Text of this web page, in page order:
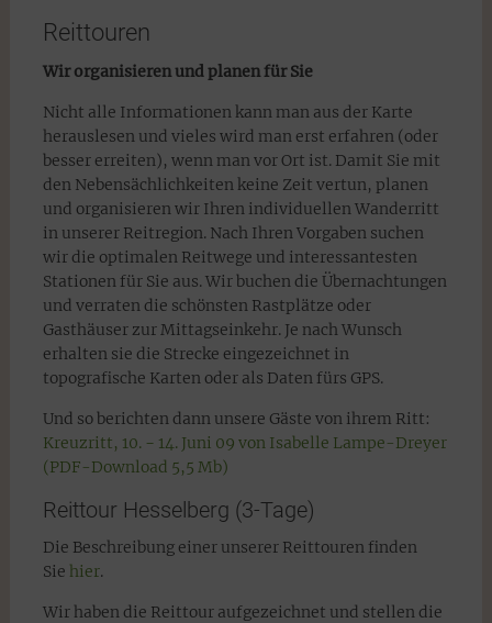
Reittouren
Wir organisieren und planen für Sie
Nicht alle Informationen kann man aus der Karte
herauslesen und vieles wird man erst erfahren (oder
besser erreiten), wenn man vor Ort ist. Damit Sie mit
den Nebensächlichkeiten keine Zeit vertun, planen
und organisieren wir Ihren individuellen Wanderritt
in unserer Reitregion. Nach Ihren Vorgaben suchen
wir die optimalen Reitwege und interessantesten
Stationen für Sie aus. Wir buchen die Übernachtungen
und verraten die schönsten Rastplätze oder
Gasthäuser zur Mittagseinkehr. Je nach Wunsch
erhalten sie die Strecke eingezeichnet in
topografische Karten oder als Daten fürs GPS.
Und so berichten dann unsere Gäste von ihrem Ritt:
Kreuzritt, 10. − 14. Juni 09 von Isabelle Lampe-Dreyer
(PDF-Download 5,5 Mb)
Reittour Hesselberg (3-Tage)
Die Beschreibung einer unserer Reittouren finden
Sie hier.
Wir haben die Reittour aufgezeichnet und stellen die